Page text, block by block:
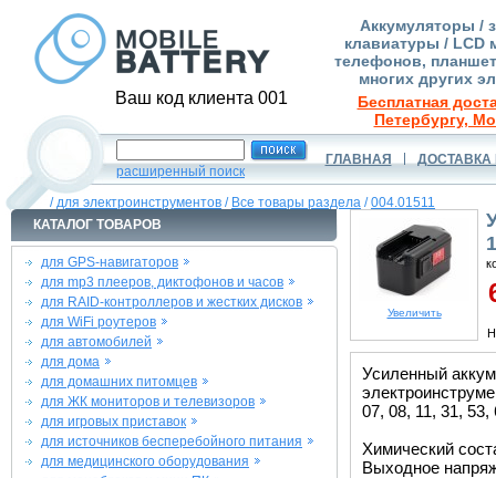
Ваш код клиента 001
Аккумуляторы /
клавиатуры / LCD
телефонов,
многих других
Бесплатная
Петербургу,
расширенный поиск
ГЛАВНАЯ ДОСТАВКА
/для электроинструментов / Все товары раздела /004.01511
КАТАЛОГ ТОВАРОВ
для GPS-навигаторов
для mp3 плееров, диктофонов и часов
для RAID-контроллеров и жестких дисков
для WiFi роутеров
для автомобилей
для дома
для домашних питомцев
для ЖК мониторов и телевизоров
для игровых приставок
для источников бесперебойного питания
для медицинского оборудования
Увеличить
Усиленный
07, 08, 11, 31,
Химический
Выходное